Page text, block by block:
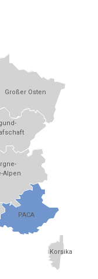
Korsika
PACA
Alpen
Großer Osten